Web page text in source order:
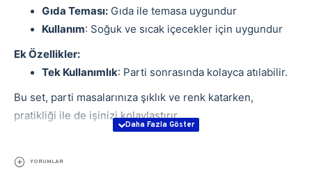
Gıda Teması: Gıda ile temasa uygundur
Kullanım: Soğuk ve sıcak içecekler için uygundur
Ek Özellikler:
Tek Kullanımlık: Parti sonrasında kolayca atılabilir.
Bu set, parti masalarınıza şıklık ve renk katarken,
pratikliği ile de işinizi kolaylaştırır.
YORUMLAR